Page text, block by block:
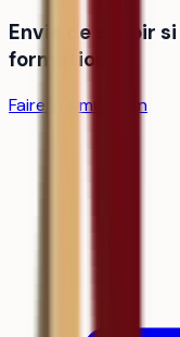
Envie de savoir
formation ?
Faire la simulation